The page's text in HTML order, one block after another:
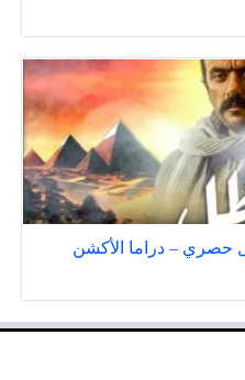
حصري – دراما الأكشن